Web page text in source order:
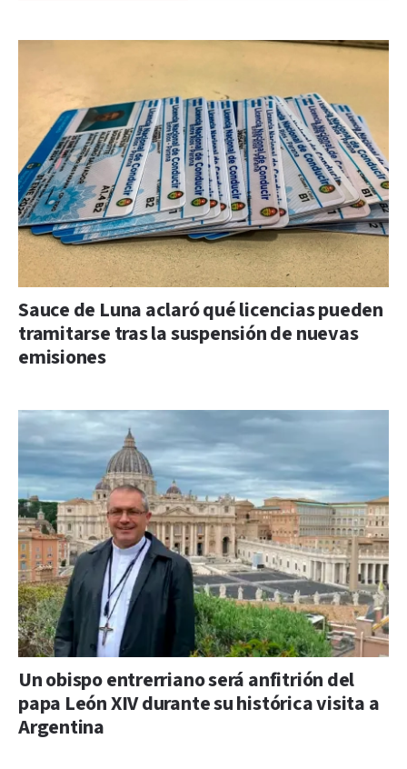
Sauce de Luna aclaró qué licencias pueden
tramitarse tras la suspensión de nuevas
emisiones
Un obispo entrerriano será anfitrión del
papa León XIV durante su histórica visita a
Argentina